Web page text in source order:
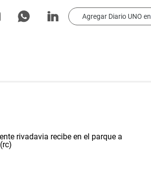
Agregar Diario UNO en